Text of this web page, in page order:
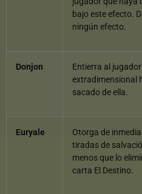
bajo este efecto.
ningún efecto.
Donjon
Entierra al
extradimensional
sacado de ella.
Euryale
Otorga de
tiradas de
menos que lo
carta El Destino.